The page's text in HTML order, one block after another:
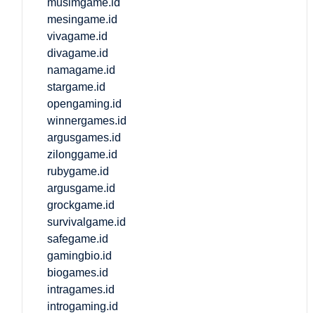
musimgame.id
mesingame.id
vivagame.id
divagame.id
namagame.id
stargame.id
opengaming.id
winnergames.id
argusgames.id
zilonggame.id
rubygame.id
argusgame.id
grockgame.id
survivalgame.id
safegame.id
gamingbio.id
biogames.id
intragames.id
introgaming.id